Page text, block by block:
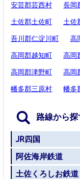
安芸郡芸西村 長岡
土佐郡土佐町 土佐
吾川郡仁淀川町 高
高岡郡越知町 高岡
高岡郡津野町 高岡
幡多郡三原村 幡多
路線から探
JR四国
阿佐海岸鉄道
土佐くろしお鉄道